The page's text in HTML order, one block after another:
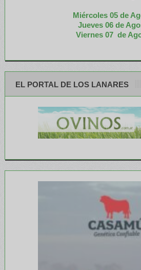
Miércoles 05 de
Jueves 06 de
Viernes 07 de
EL PORTAL DE LOS LANARES